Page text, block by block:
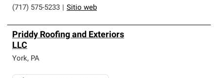
(717) 575-5233
Sitio web
Priddy Roofing and Exteriors
LLC
York, PA